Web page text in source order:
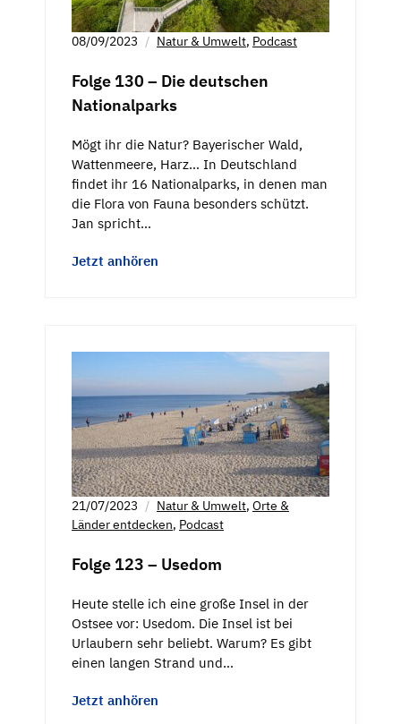
08/09/2023 Natur & Umwelt, Podcast
Folge 130 – Die deutschen
Nationalparks
Mögt ihr die Natur? Bayerischer Wald,
Wattenmeere, Harz… In Deutschland
findet ihr 16 Nationalparks, in denen man
die Flora von Fauna besonders schützt.
Jan spricht…
Jetzt anhören
21/07/2023 Natur & Umwelt, Orte &
Länder entdecken, Podcast
Folge 123 – Usedom
Heute stelle ich eine große Insel in der
Ostsee vor: Usedom. Die Insel ist bei
Urlaubern sehr beliebt. Warum? Es gibt
einen langen Strand und…
Jetzt anhören